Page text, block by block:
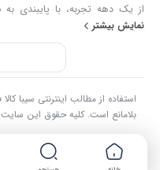
بازگشت کالا و تضمین اصل‌بودن
جهان، به بزرگ‌ترین فروشگاه
سیبا کالا با دنیایی از کالا رو به
خطور می‌کند در اینجا پیدا خواهید
نمایش بیشتر
استفاده از مطالب اینترنتی سیبا
بلامانع است. کلیه حقوق این سایت